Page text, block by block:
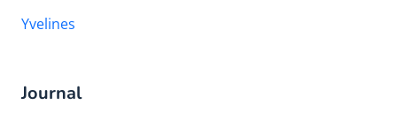
Yvelines
Journal